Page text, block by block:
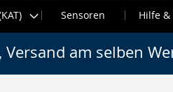
Sensoren Hilfe
am selben